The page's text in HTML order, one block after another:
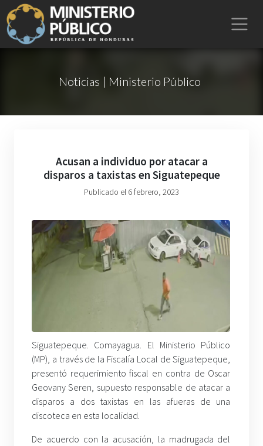
Noticias | Ministerio Público
Acusan a individuo por atacar a
disparos a taxistas en Siguatepeque
Publicado el 6 febrero, 2023
Siguatepeque. Comayagua. El Ministerio Público
(MP), a través de la Fiscalía Local de Siguatepeque,
presentó requerimiento fiscal en contra de Oscar
Geovany Seren, supuesto responsable de atacar a
disparos a dos taxistas en las afueras de una
discoteca en esta localidad.
De acuerdo con la acusación, la madrugada del